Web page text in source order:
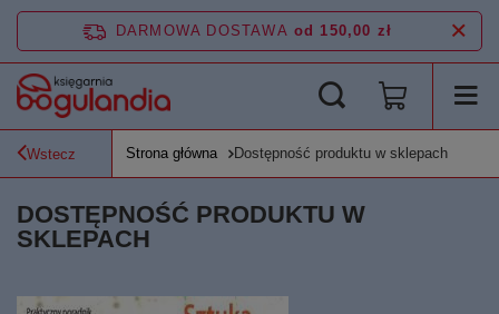
DARMOWA DOSTAWA od 150,00 zł
Wstecz Strona główna Dostępność produktu w sklepach
DOSTĘPNOŚĆ PRODUKTU W
SKLEPACH